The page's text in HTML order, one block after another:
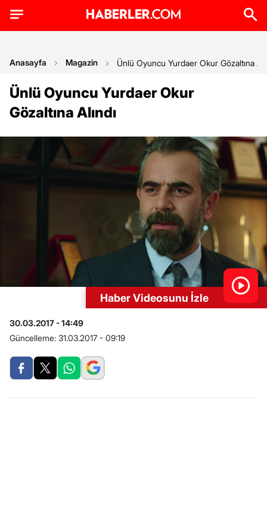
Anasayfa Magazin Ünlü Oyuncu Yurdaer Okur Gözaltına
Ünlü Oyuncu Yurdaer Okur
Gözaltına Alındı
Haber Videosunu İzle
30.03.2017 - 14:49
Güncelleme: 31.03.2017 - 09:19